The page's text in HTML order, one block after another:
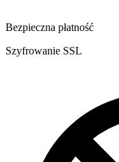
Bezpieczna płatność
Szyfrowanie SSL